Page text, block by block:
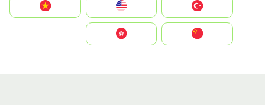
United States
Vietnam